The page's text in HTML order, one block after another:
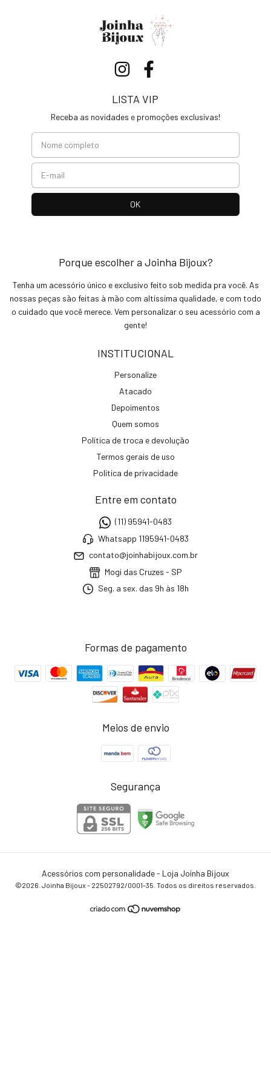
LISTA VIP
Receba as novidades e promoções exclusivas!
Porque escolher a Joinha Bijoux?
Tenha um acessório único e exclusivo feito sob medida pra você. As
nossas peças são feitas à mão com altíssima qualidade, e com todo
o cuidado que você merece. Vem personalizar o seu acessório com a
gente!
INSTITUCIONAL
Personalize
Atacado
Depoimentos
Quem somos
Política de troca e devolução
Termos gerais de uso
Política de privacidade
Entre em contato
(11) 95941-0483
Whatsapp 1195941-0483
contato@joinhabijoux.com.br
Mogi das Cruzes - SP
Seg. a sex. das 9h às 18h
Formas de pagamento
Meios de envio
Segurança
Acessórios com personalidade - Loja Joinha Bijoux
©2026. Joinha Bijoux - 22502792/0001-35. Todos os direitos reservados.